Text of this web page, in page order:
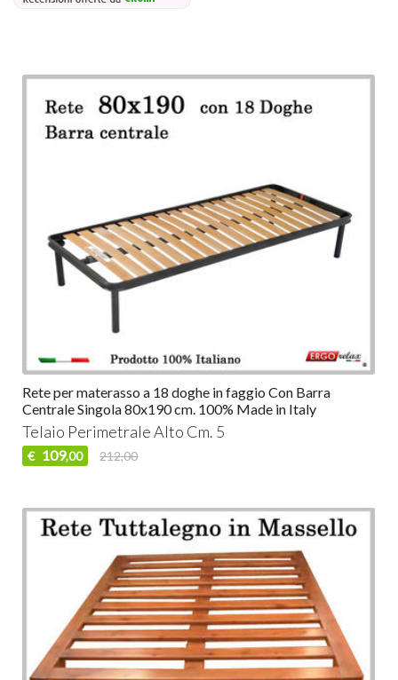
Rete per materasso a 18 doghe in faggio Con Barra
Centrale Singola 80x190 cm. 100% Made in Italy
Telaio Perimetrale Alto Cm. 5
€ 109,00 212,00